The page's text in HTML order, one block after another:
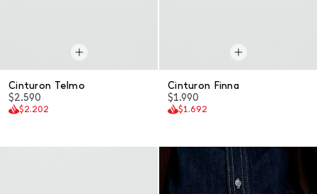
Cinturon Telmo
$2.590
$2.202
Cinturon Finna
$1.990
$1.692